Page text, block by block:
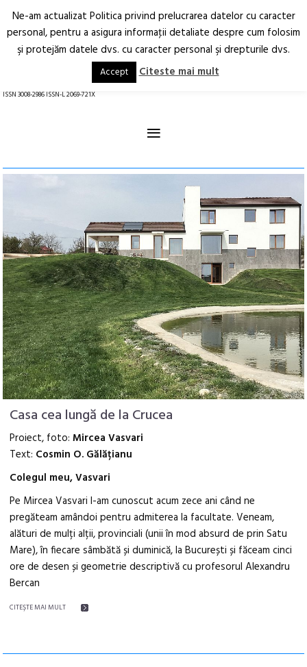
Arhitectură.
Oraș.
RO EN
ISSN 3008-2986 ISSN-L 2069-721X
≡
Casa cea lungă de la Crucea
Proiect, foto: Mircea Vasvari
Text: Cosmin O. Gălățianu
Colegul meu, Vasvari
Pe Mircea Vasvari l-am cunoscut acum zece ani când ne
pregăteam amândoi pentru admiterea la facultate. Veneam,
alături de mulți alții, provinciali (unii în mod absurd de prin Satu
Mare), în fiecare sâmbătă și duminică, la București și făceam cinci
ore de desen și geometrie descriptivă cu profesorul Alexandru
Bercan
CITEŞTE MAI MULT
Ne-am actualizat Politica privind prelucrarea datelor cu caracter
personal, pentru a asigura informaţii detaliate despre cum folosim
şi protejăm datele dvs. cu caracter personal şi drepturile dvs.
Accept Citeste mai mult